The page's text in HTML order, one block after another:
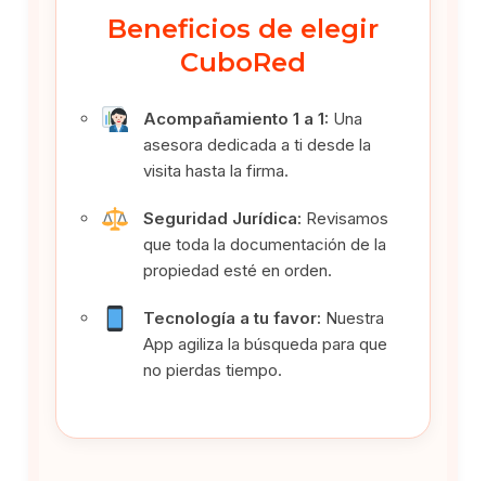
Beneficios de elegir
CuboRed
Acompañamiento 1 a 1: Una
asesora dedicada a ti desde la
visita hasta la firma.
Seguridad Jurídica: Revisamos
que toda la documentación de la
propiedad esté en orden.
Tecnología a tu favor: Nuestra
App agiliza la búsqueda para que
no pierdas tiempo.